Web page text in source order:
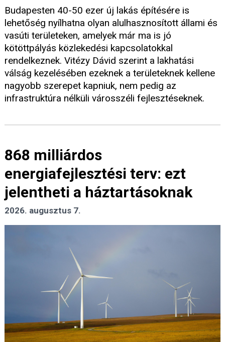
Budapesten 40-50 ezer új lakás építésére is
lehetőség nyílhatna olyan alulhasznosított állami és
vasúti területeken, amelyek már ma is jó
kötöttpályás közlekedési kapcsolatokkal
rendelkeznek. Vitézy Dávid szerint a lakhatási
válság kezelésében ezeknek a területeknek kellene
nagyobb szerepet kapniuk, nem pedig az
infrastruktúra nélküli városszéli fejlesztéseknek.
868 milliárdos
energiafejlesztési terv: ezt
jelentheti a háztartásoknak
2026. augusztus 7.